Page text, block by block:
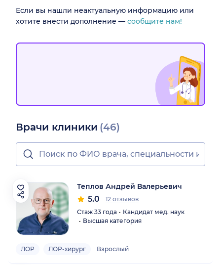
Если вы нашли неактуальную информацию или
хотите внести дополнение — сообщите нам!
Врачи клиники (46)
Теплов Андрей Валерьевич
5.0
12 отзывов
Стаж 33 года
Кандидат мед. наук
Высшая категория
ЛОР ЛОР-хирург Взрослый